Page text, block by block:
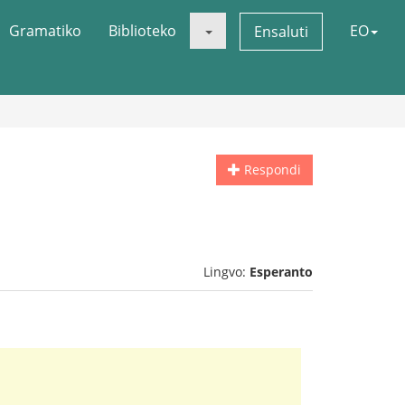
Gramatiko Biblioteko Ensaluti EO
Respondi
Lingvo: Esperanto